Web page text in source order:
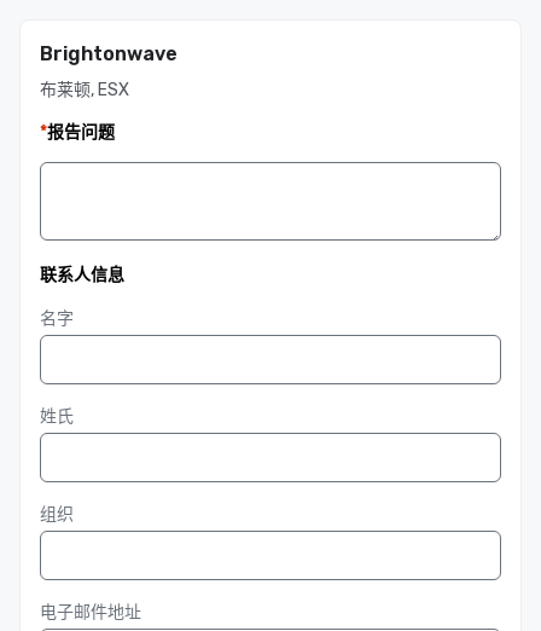
Brightonwave
布莱顿, ESX
*报告问题
联系人信息
名字
姓氏
组织
电子邮件地址